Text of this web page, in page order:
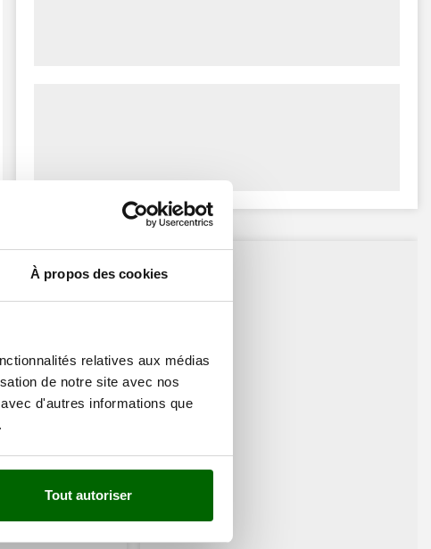
À propos des cookies
relatives aux médias
de notre site avec nos
d'autres informations que
Tout autoriser